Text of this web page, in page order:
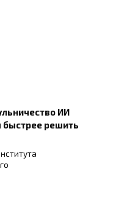
ИИ
быстрее решить